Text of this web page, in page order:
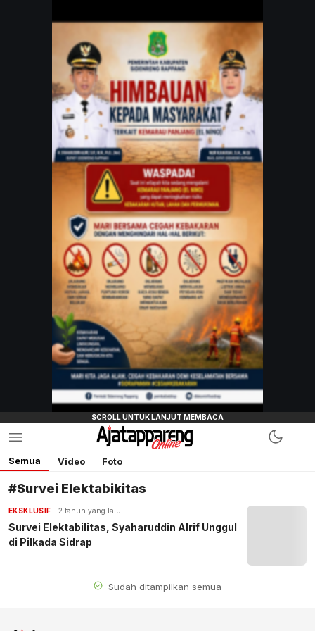
Semua Video Foto
#Survei Elektabikitas
EKSKLUSIF 2 tahun yang lalu
Survei Elektabilitas, Syaharuddin Alrif Unggul
di Pilkada Sidrap
Sudah ditampilkan semua